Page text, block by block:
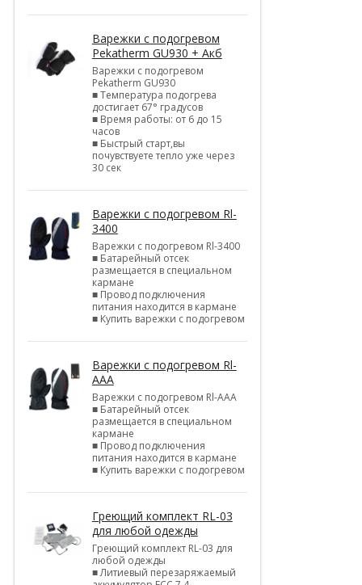
Варежки с подогревом
Pekatherm GU930 + Акб
Варежки с подогревом
Pekatherm GU930
■ Температура подогрева
достигает 67° градусов
■ Время работы: от 6 до 15
часов
■ Быстрый старт,вы
почувствуете тепло уже через
30 сек
Варежки с подогревом Rl-
3400
Варежки с подогревом Rl-3400
■ Батарейный отсек
размещается в специальном
кармане
■ Провод подключения
питания находится в кармане
■ Купить варежки с подогревом
Варежки с подогревом Rl-
AAA
Варежки с подогревом Rl-AAA
■ Батарейный отсек
размещается в специальном
кармане
■ Провод подключения
питания находится в кармане
■ Купить варежки с подогревом
Греющий комплект RL-03
для любой одежды
Греющий комплект RL-03 для
любой одежды
■ Литиевый перезаряжаемый